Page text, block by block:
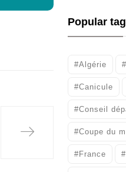
Popular
#Algérie
#Canicule
#Conseil
#Coupe du
#France